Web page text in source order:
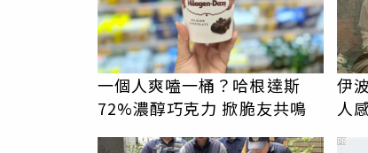
一個人爽嗑一桶？哈根達斯
72%濃醇巧克力 掀脆友共鳴
伊
人
恐
PR